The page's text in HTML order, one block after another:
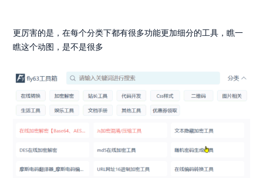
更厉害的是，在每个分类下都有很多功能更加细分的工具，瞧一
瞧这个动图，是不是很多